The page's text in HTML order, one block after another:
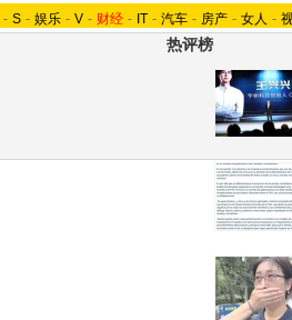
- S - 娱乐 - V - 财经 - IT - 汽车 - 房产 - 女人 -
热评榜